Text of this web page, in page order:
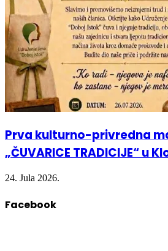
Prva kulturno-privredna
„ČUVARICE TRADICIJE“ u
24. Jula 2026.
Facebook